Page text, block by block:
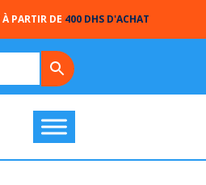
PARTIR DE 400 DHS D'ACHAT